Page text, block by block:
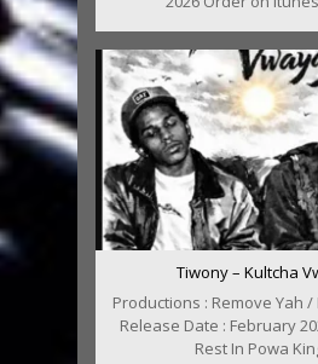
Tiwony – Kultcha
Productions : Remove Yah
Release Date : February
Rest In Powa